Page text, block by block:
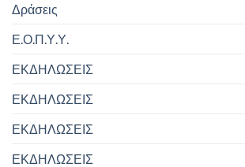
Δράσεις
Ε.Ο.Π.Υ.Υ.
ΕΚΔΗΛΩΣΕΙΣ
ΕΚΔΗΛΩΣΕΙΣ
ΕΚΔΗΛΩΣΕΙΣ
ΕΚΔΗΛΩΣΕΙΣ